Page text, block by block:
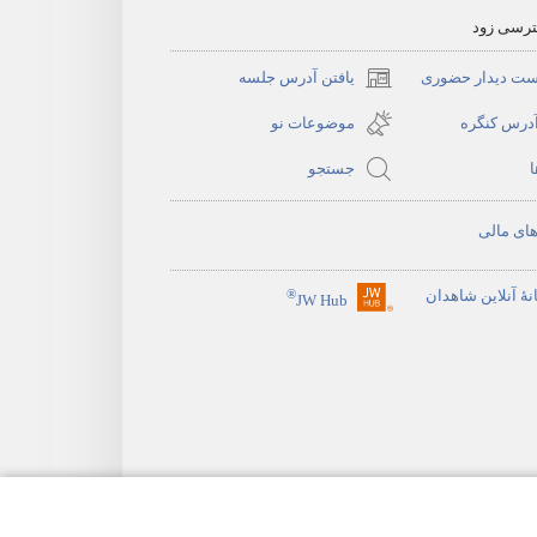
زود
دیدار حضوری یافتن آدرس جلسه
(opens
new
window)
کنگره موضوعات نو
جستجو
مالی
آنلاین شاهدان
JW Hub
®
(opens